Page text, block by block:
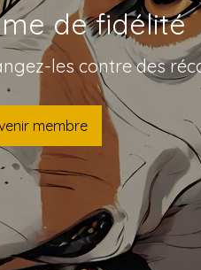
de fidélité
les contre des
membre